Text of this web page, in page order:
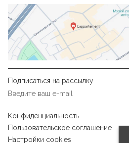
Подписаться на рассылку
Конфиденциальность
Пользовательское соглашение
Настройки cookies